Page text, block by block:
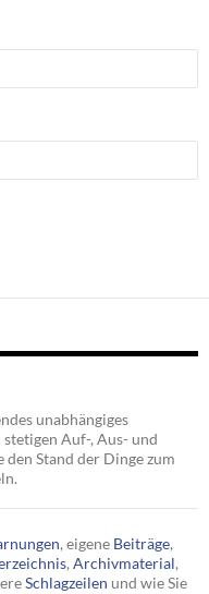
unabhängiges
Auf-, Aus- und
den Stand der Dinge zum
, eigene Beiträge,
, Archivmaterial,
Schlagzeilen und wie Sie